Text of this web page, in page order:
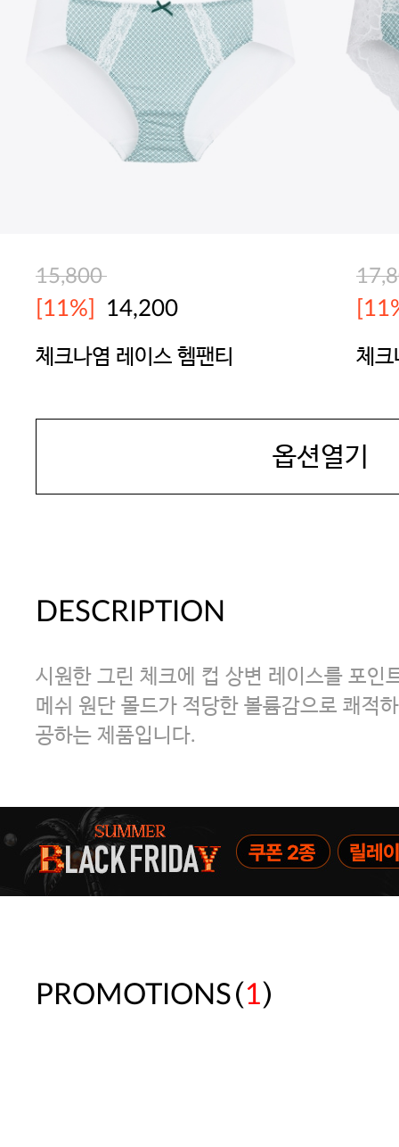
15,800
[11%] 14,200
체크나염 레이스 헴팬티 체크
옵션열기
DESCRIPTION
시원한 그린 체크에 컵 상변 레이스를 포인
메쉬 원단 몰드가 적당한 볼륨감으로 쾌적
공하는 제품입니다.
PROMOTIONS(1)